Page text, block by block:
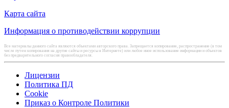
Карта сайта
Информация о противодействии коррупции
Все материалы данного сайта являются объектами авторского права. Запрещается копирование, распространение (в том
числе путем копирования на другие сайты и ресурсы в Интернете) или любое иное использование информации и объектов
без предварительного согласия правообладателя.
Лицензии
Политика ПД
Cookie
Приказ о Контроле Политики